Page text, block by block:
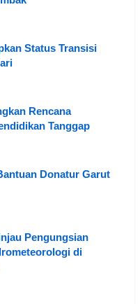
Status Transisi
Rencana
Tanggap
Donatur Garut
Pengungsian
di